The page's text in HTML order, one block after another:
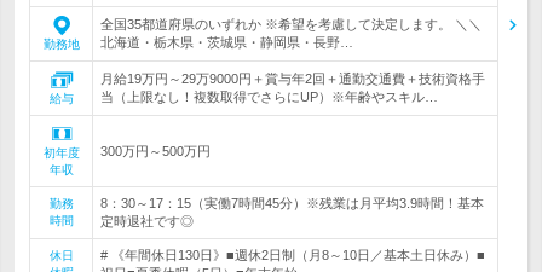
勤務地
全国35都道府県のいずれか ※希望を考慮して決定します。 ＼＼
北海道・栃木県・茨城県・静岡県・長野…
給与
月給19万円～29万9000円＋賞与年2回＋通勤交通費＋技術資格手
当（上限なし！複数取得でさらにUP）※年齢やスキル…
初年度
年収
300万円～500万円
勤務
時間
8：30～17：15（実働7時間45分）※残業は月平均3.9時間！基本
定時退社です◎
休日
# 《年間休日130日》■週休2日制（月8～10日／基本土日休み）■